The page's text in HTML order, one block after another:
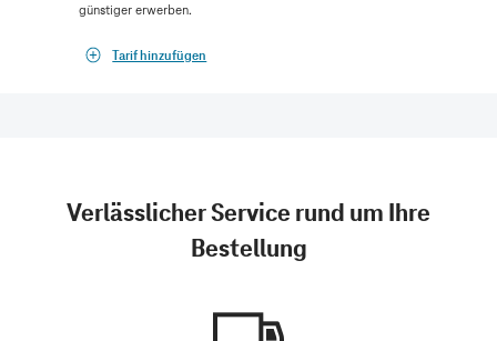
günstiger erwerben.
Tarif hinzufügen